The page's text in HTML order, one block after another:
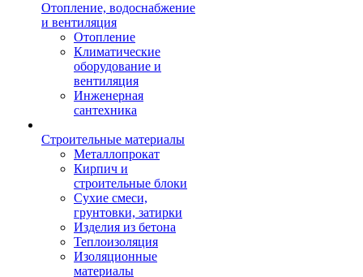
Отопление, водоснабжение
и вентиляция
Отопление
Климатические
оборудование и
вентиляция
Инженерная
сантехника
Строительные материалы
Металлопрокат
Кирпич и
строительные блоки
Сухие смеси,
грунтовки, затирки
Изделия из бетона
Теплоизоляция
Изоляционные
материалы